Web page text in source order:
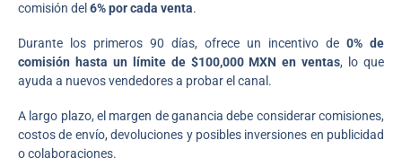
comisión del 6% por cada venta.
Durante los primeros 90 días, ofrece un incentivo de 0% de
comisión hasta un límite de $100,000 MXN en ventas, lo que
ayuda a nuevos vendedores a probar el canal.
A largo plazo, el margen de ganancia debe considerar comisiones,
costos de envío, devoluciones y posibles inversiones en publicidad
o colaboraciones.